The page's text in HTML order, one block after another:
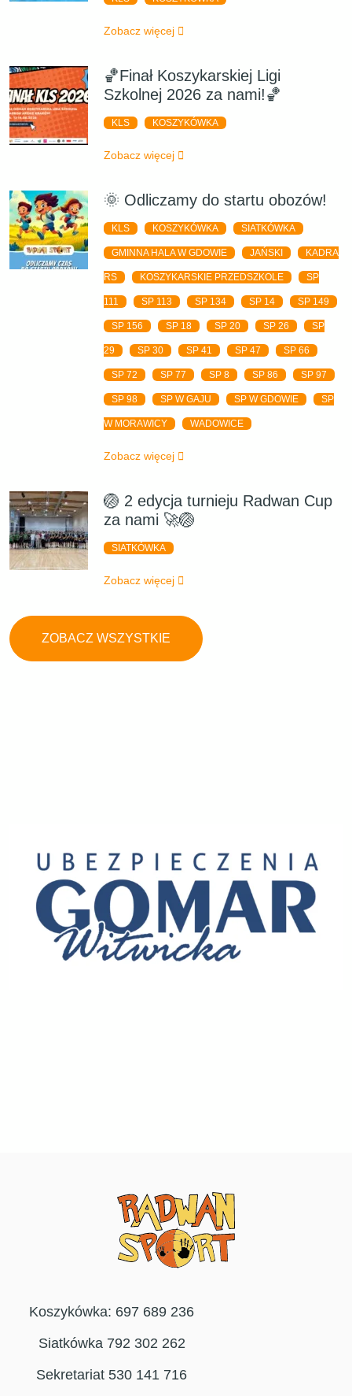
Zobacz więcej
🏀Finał Koszykarskiej Ligi
Szkolnej 2026 za nami!🏀
KLS KOSZYKÓWKA
Zobacz więcej
🌞 Odliczamy do startu obozów!
KLS KOSZYKÓWKA SIATKÓWKA
GMINNA HALA W GDOWIE JAŃSKI KADRA
RS KOSZYKARSKIE PRZEDSZKOLE SP
111 SP 113 SP 134 SP 14 SP 149
SP 156 SP 18 SP 20 SP 26 SP
29 SP 30 SP 41 SP 47 SP 66
SP 72 SP 77 SP 8 SP 86 SP 97
SP 98 SP W GAJU SP W GDOWIE SP
W MORAWICY WADOWICE
Zobacz więcej
🏐 2 edycja turnieju Radwan Cup
za nami 🚀🏐
SIATKÓWKA
Zobacz więcej
ZOBACZ WSZYSTKIE
Koszykówka: 697 689 236
Siatkówka 792 302 262
Sekretariat 530 141 716